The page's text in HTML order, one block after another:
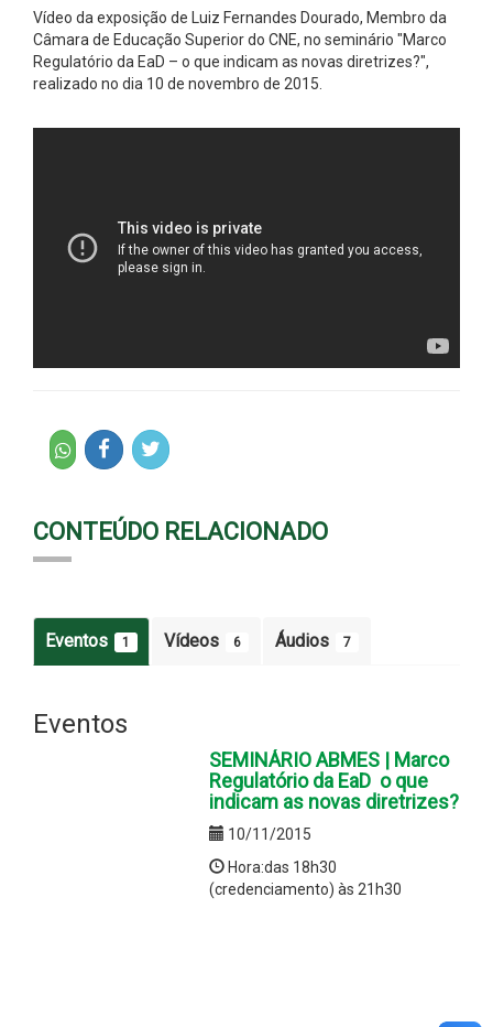
Vídeo da exposição de Luiz Fernandes Dourado, Membro da
Câmara de Educação Superior do CNE, no seminário "Marco
Regulatório da EaD – o que indicam as novas diretrizes?",
realizado no dia 10 de novembro de 2015.
CONTEÚDO RELACIONADO
Eventos 1 Vídeos 6 Áudios 7
Eventos
SEMINÁRIO ABMES | Marco
Regulatório da EaD  o que
indicam as novas diretrizes?
10/11/2015
Hora:das 18h30
(credenciamento) às 21h30